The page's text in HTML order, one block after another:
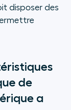
disposer des
de
a